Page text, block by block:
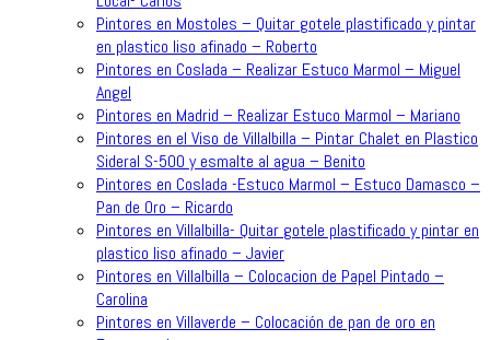
Pintores en Mostoles – Quitar gotele plastificado y pintar
en plastico liso afinado – Roberto
Pintores en Coslada – Realizar Estuco Marmol – Miguel
Angel
Pintores en Madrid – Realizar Estuco Marmol – Mariano
Pintores en el Viso de Villalbilla – Pintar Chalet en Plastico
Sideral S-500 y esmalte al agua – Benito
Pintores en Coslada -Estuco Marmol – Estuco Damasco –
Pan de Oro – Ricardo
Pintores en Villalbilla- Quitar gotele plastificado y pintar en
plastico liso afinado – Javier
Pintores en Villalbilla – Colocacion de Papel Pintado –
Carolina
Pintores en Villaverde – Colocación de pan de oro en